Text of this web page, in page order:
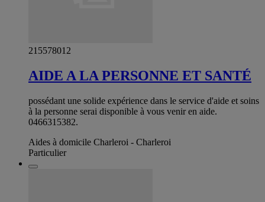
215578012
AIDE A LA PERSONNE ET SANTÉ
possédant une solide expérience dans le service d'aide et soins
à la personne serai disponible à vous venir en aide.
0466315382.
Aides à domicile Charleroi - Charleroi
Particulier